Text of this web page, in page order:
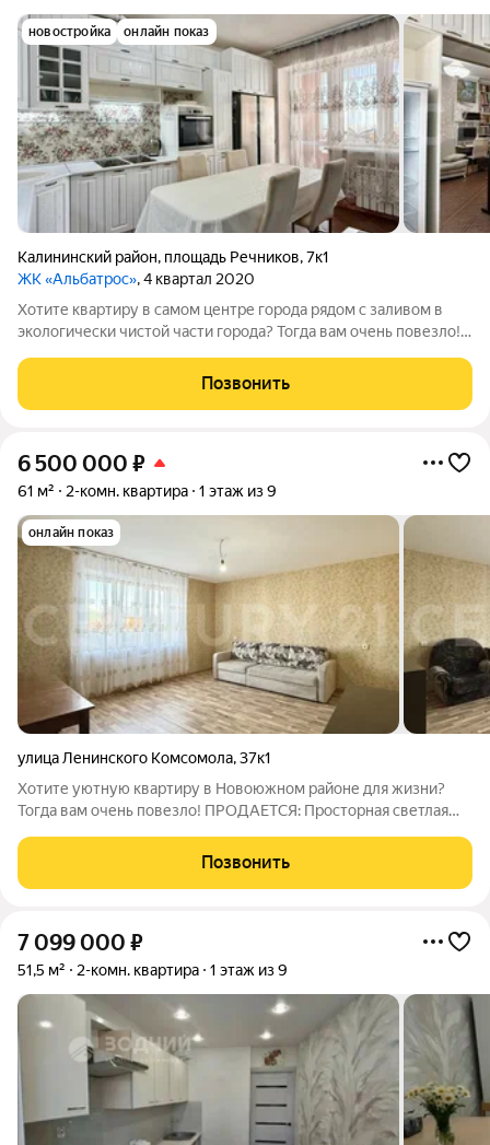
новостройка онлайн показ
Калининский район, площадь Речников,7к1
ЖК «Альбатрос», 4 квартал 2020
Хотите квартиру в самом центре города рядом с заливом в
экологически чистой части города? Тогда вам очень повезло!!!
Речников 7к1 города Чебоксары на 12 этаже 24 этажного
монолитно-кирпичного дома
Позвонить
6 500 000 ₽
61 м² 2-комн. квартира 1 этаж из 9
онлайн показ
улица Ленинского Комсомола,37к1
Хотите уютную квартиру в Новоюжном районе для жизни?
Тогда вам очень повезло! ПРОДАЕТСЯ: Просторная светлая
города Чебоксары на 1 этаже 9 этажного кирпичного дома.
Квартира идеально подойдет для
Позвонить
7 099 000 ₽
51,5 м² 2-комн. квартира 1 этаж из 9